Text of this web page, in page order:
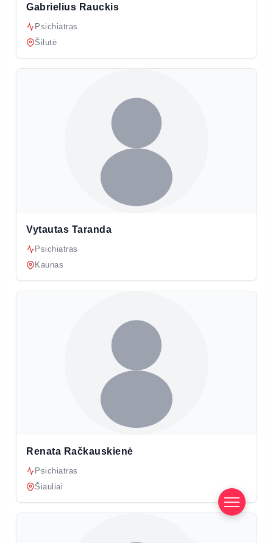
Gabrielius Rauckis
Psichiatras
Šilutė
Vytautas Taranda
Psichiatras
Kaunas
Renata Račkauskienė
Psichiatras
Šiauliai